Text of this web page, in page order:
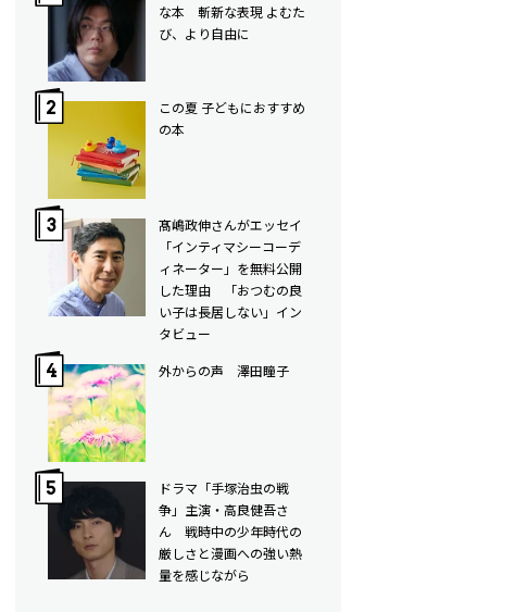
な本 斬新な表現 よむた
び、より自由に
この夏 子どもにおすすめ
の本
髙嶋政伸さんがエッセイ
「インティマシーコーデ
ィネーター」を無料公開
した理由 「おつむの良
い子は長居しない」イン
タビュー
外からの声 澤田瞳子
ドラマ「手塚治虫の戦
争」主演・高良健吾さ
ん 戦時中の少年時代の
厳しさと漫画への強い熱
量を感じながら